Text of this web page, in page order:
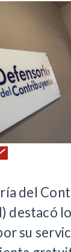
del
destacó
su